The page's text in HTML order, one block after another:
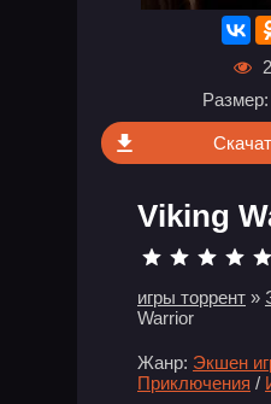
Viking
игры торрент »
Warrior
Жанр: Экшен
Приключения /